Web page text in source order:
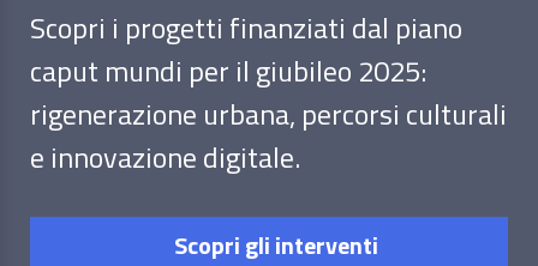
Scopri i progetti finanziati dal piano
caput mundi per il giubileo 2025:
rigenerazione urbana, percorsi culturali
e innovazione digitale.
Scopri gli interventi